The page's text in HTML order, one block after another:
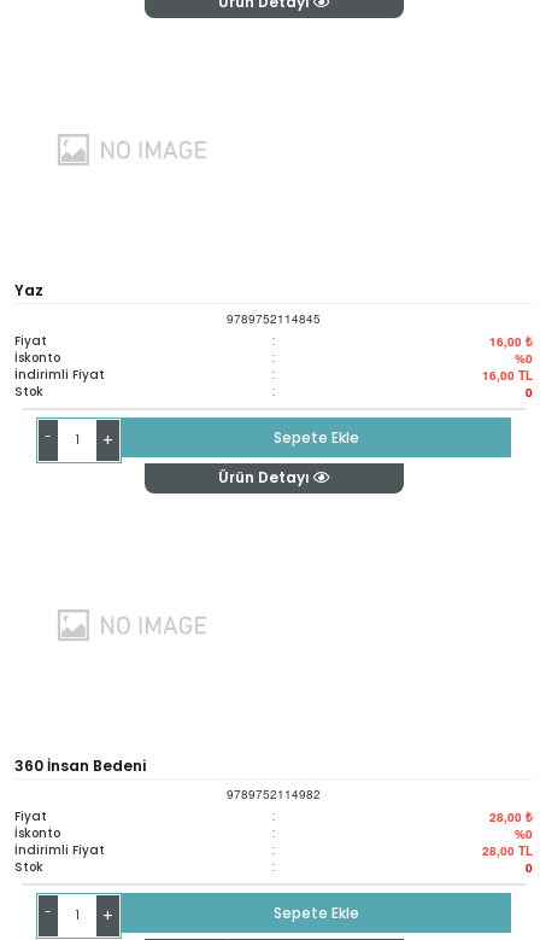
Yaz
9789752114845
Fiyat : 16,00 ₺
İskonto : %0
İndirimli Fiyat : 16,00 TL
Stok : 0
- +
Sepete Ekle
Ürün Detayı
360 İnsan Bedeni
9789752114982
Fiyat : 28,00 ₺
İskonto : %0
İndirimli Fiyat : 28,00 TL
Stok : 0
- +
Sepete Ekle